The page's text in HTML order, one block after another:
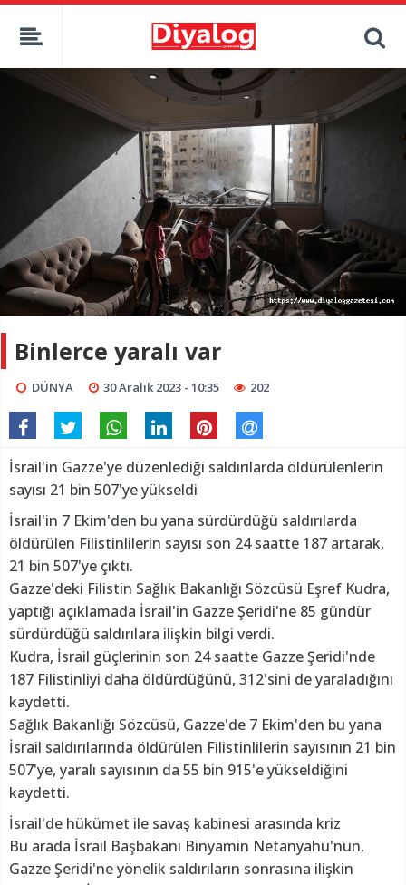
Binlerce yaralı var
DÜNYA 30 Aralık 2023 - 10:35 202
İsrail'in Gazze'ye düzenlediği saldırılarda öldürülenlerin
sayısı 21 bin 507'ye yükseldi
İsrail'in 7 Ekim'den bu yana sürdürdüğü saldırılarda
öldürülen Filistinlilerin sayısı son 24 saatte 187 artarak,
21 bin 507'ye çıktı.
Gazze'deki Filistin Sağlık Bakanlığı Sözcüsü Eşref Kudra,
yaptığı açıklamada İsrail'in Gazze Şeridi'ne 85 gündür
sürdürdüğü saldırılara ilişkin bilgi verdi.
Kudra, İsrail güçlerinin son 24 saatte Gazze Şeridi'nde
187 Filistinliyi daha öldürdüğünü, 312'sini de yaraladığını
kaydetti.
Sağlık Bakanlığı Sözcüsü, Gazze'de 7 Ekim'den bu yana
İsrail saldırılarında öldürülen Filistinlilerin sayısının 21 bin
507'ye, yaralı sayısının da 55 bin 915'e yükseldiğini
kaydetti.
İsrail'de hükümet ile savaş kabinesi arasında kriz
Bu arada İsrail Başbakanı Binyamin Netanyahu'nun,
Gazze Şeridi'ne yönelik saldırıların sonrasına ilişkin